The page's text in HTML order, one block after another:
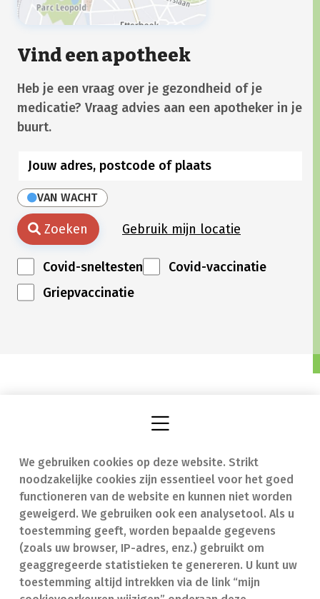
We gebruiken cookies op deze website. Strikt
noodzakelijke cookies zijn essentieel voor het goed
functioneren van de website en kunnen niet worden
geweigerd. We gebruiken ook een analysetool. Als u
toestemming geeft, worden bepaalde gegevens
(zoals uw browser, IP-adres, enz.) gebruikt om
geaggregeerde statistieken te genereren. U kunt uw
toestemming altijd intrekken via de link “mijn
Vind een apotheek
Heb je een vraag over je gezondheid of je
medicatie? Vraag advies aan een apotheker in je
buurt.
VAN WACHT
Zoeken Gebruik mijn locatie
Covid-sneltesten
Covid-vaccinatie
Griepvaccinatie
Vind een apotheek
Onze expertise
Ziekten
Geneesmiddelen
In geval van nood
Contact
Veelgestelde vragen
(FAQ)